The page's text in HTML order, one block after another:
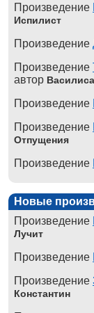
Произведение
Испилист
Произведение
Произведение
автор
Произведение
Произведение
Отпущения
Произведение
Новые
Произведение
Лучит
Произведение
Произведение
Константин